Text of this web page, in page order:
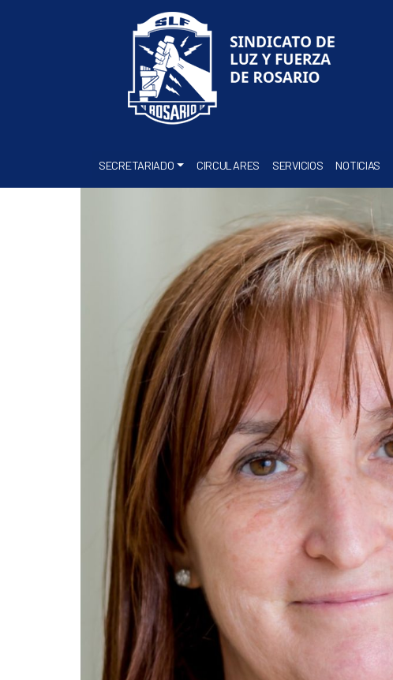
SECRETARIADO CIRCULARES SERVICIOS NOTICIAS